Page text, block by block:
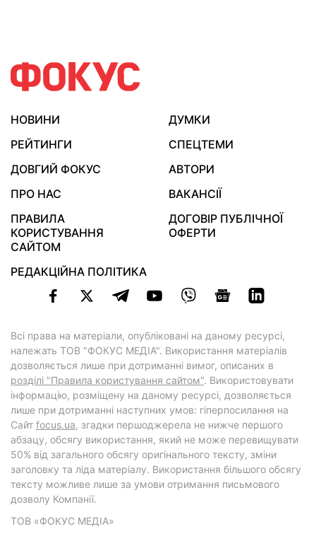
НОВИНИ
ДУМКИ
РЕЙТИНГИ
СПЕЦТЕМИ
ДОВГИЙ ФОКУС
АВТОРИ
ПРО НАС
ВАКАНСІЇ
ПРАВИЛА
КОРИСТУВАННЯ
САЙТОМ
ДОГОВІР ПУБЛІЧНОЇ
ОФЕРТИ
РЕДАКЦІЙНА ПОЛІТИКА
Всі права на матеріали, опубліковані на даному ресурсі,
належать ТОВ "ФОКУС МЕДІА". Використання матеріалів
дозволяється лише при дотриманні вимог, описаних в
розділі "Правила користування сайтом". Використовувати
інформацію, розміщену на даному ресурсі, дозволяється
лише при дотриманні наступних умов: гіперпосилання на
Cайт focus.ua, згадки першоджерела не нижче першого
абзацу, обсягу використання, який не може перевищувати
50% від загального обсягу оригінального тексту, зміни
заголовку та ліда матеріалу. Використання більшого обсягу
тексту можливе лише за умови отримання письмового
дозволу Компанії.
ТОВ «ФОКУС МЕДІА»